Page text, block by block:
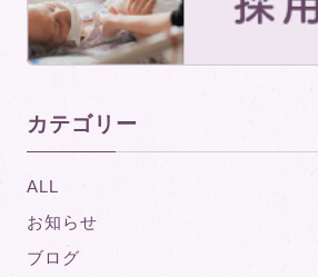
カテゴリー
ALL
お知らせ
ブログ